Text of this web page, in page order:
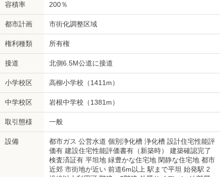
容積率 200％
都市計画 市街化調整区域
権利種類 所有権
接道 北側6.5M公道に接道
小学校区 高柳小学校（1411m）
中学校区 岩根中学校（1381m）
取引態様 一般
設備
都市ガス 公営水道 個別浄化槽 浄化槽 設計住宅性能評
価有 建設住宅性能評価書有（新築時） 建築確認完了
検査済証有 平坦地 緑豊かな住宅地 閑静な住宅地 都市
近郊 市街地が近い 前道6m以上 駅まで平坦 始発駅 2